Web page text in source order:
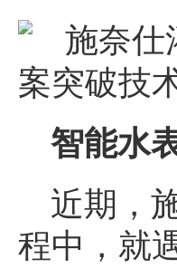
智能水
近期，
程中，就